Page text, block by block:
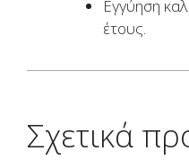
Εγγύηση
έτους.
Σχετικά